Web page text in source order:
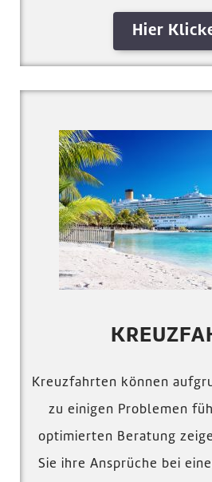
Hier
Kreuzfahrten können
zu einigen Problemen
optimierten Beratung
Sie ihre Ansprüche bei